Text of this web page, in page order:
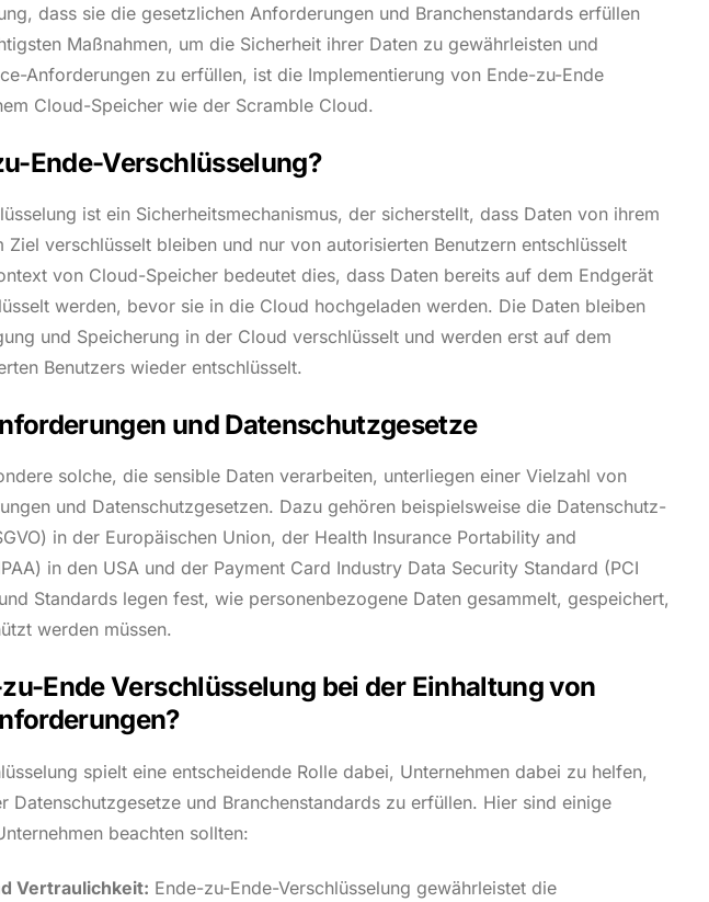
dass sie die gesetzlichen Anforderungen und Branchenstandards erfüllen
Maßnahmen, um die Sicherheit ihrer Daten zu gewährleisten und
Anforderungen zu erfüllen, ist die Implementierung von Ende-zu-Ende
Cloud-Speicher wie der Scramble Cloud.
Ende-Verschlüsselung?
ist ein Sicherheitsmechanismus, der sicherstellt, dass Daten von ihrem
Ziel verschlüsselt bleiben und nur von autorisierten Benutzern entschlüsselt
von Cloud-Speicher bedeutet dies, dass Daten bereits auf dem Endgerät
werden, bevor sie in die Cloud hochgeladen werden. Die Daten bleiben
und Speicherung in der Cloud verschlüsselt und werden erst auf dem
Benutzers wieder entschlüsselt.
und Datenschutzgesetze
solche, die sensible Daten verarbeiten, unterliegen einer Vielzahl von
und Datenschutzgesetzen. Dazu gehören beispielsweise die Datenschutz-
in der Europäischen Union, der Health Insurance Portability and
in den USA und der Payment Card Industry Data Security Standard (PCI
Standards legen fest, wie personenbezogene Daten gesammelt, gespeichert,
werden müssen.
Ende Verschlüsselung bei der Einhaltung von
spielt eine entscheidende Rolle dabei, Unternehmen dabei zu helfen,
Datenschutzgesetze und Branchenstandards zu erfüllen. Hier sind einige
beachten sollten:
Vertraulichkeit: Ende-zu-Ende-Verschlüsselung gewährleistet die